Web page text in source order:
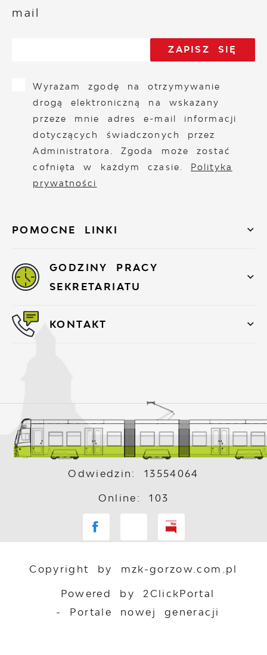
POMOCNE LINKI
mail
Wyrażam zgodę na otrzymywanie
drogą elektroniczną na wskazany
przeze mnie adres e-mail informacji
dotyczących świadczonych przez
Administratora. Zgoda może zostać
cofnięta w każdym czasie. Polityka
prywatności
GODZINY PRACY
SEKRETARIATU
KONTAKT
Odwiedzin: 13554064
Online: 103
Copyright by mzk-gorzow.com.pl
Powered by2ClickPortal
- Portale nowej generacji